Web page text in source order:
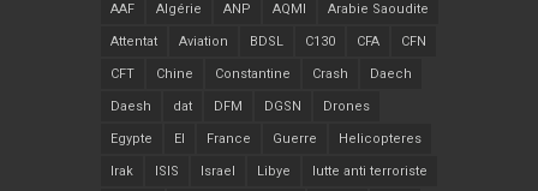
AAF Algérie ANP AQMI Arabie Saoudite
Attentat Aviation BDSL C130 CFA CFN
CFT Chine Constantine Crash Daech
Daesh dat DFM DGSN Drones
Egypte EI France Guerre Helicopteres
Irak ISIS Israel Libye lutte anti terroriste